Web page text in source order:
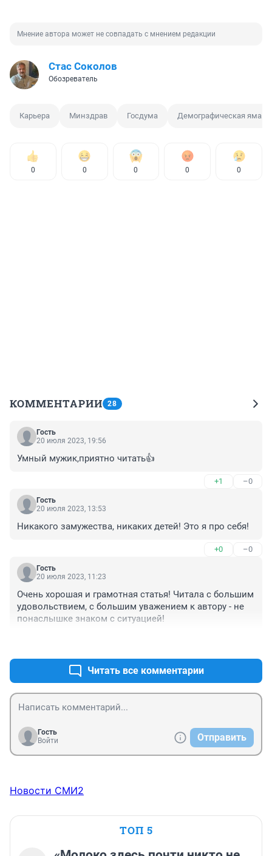
Мнение автора может не совпадать с мнением редакции
Стас Соколов
Обозреватель
Карьера Минздрав Госдума Демографическая яма
0 0 0 0 0
КОММЕНТАРИИ 28
Гость
20 июля 2023, 19:56
Умный мужик,приятно читать👍
+1 –0
Гость
20 июля 2023, 13:53
Никакого замужества, никаких детей! Это я про себя!
+0 –0
Гость
20 июля 2023, 11:23
Очень хорошая и грамотная статья! Читала с большим
удовольствием, с большим уважением к автору - не
понаслышке знаком с ситуацией!
Читать все комментарии
Гость
Войти
Отправить
Новости СМИ2
ТОП 5